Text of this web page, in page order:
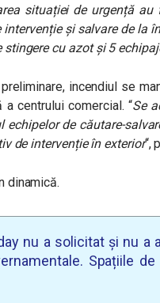
situației de urgență
intervenție și salvare de la
cu azot și 5
incendiul se
a centrului comercial. “Se
echipelor de căutare-
de intervenție în exterior“,
dinamică.
nu a solicitat și nu
Spațiile